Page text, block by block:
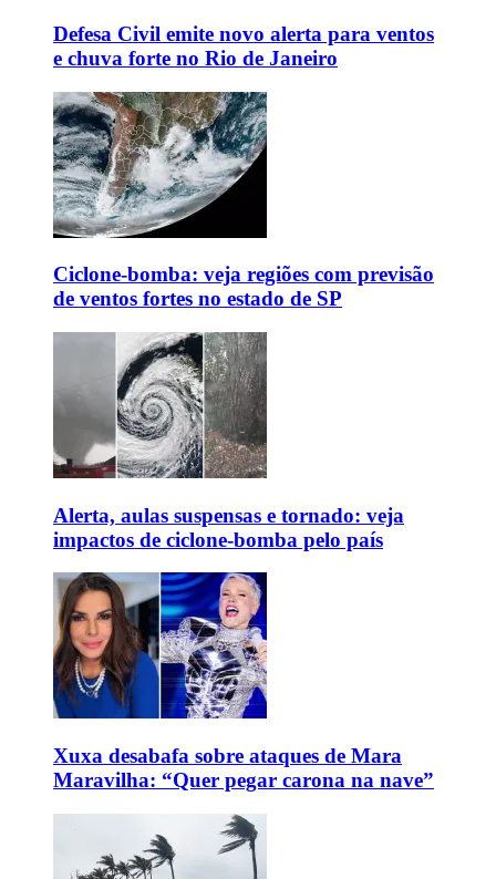
Defesa Civil emite novo alerta para ventos
e chuva forte no Rio de Janeiro
Ciclone-bomba: veja regiões com previsão
de ventos fortes no estado de SP
Alerta, aulas suspensas e tornado: veja
impactos de ciclone-bomba pelo país
Xuxa desabafa sobre ataques de Mara
Maravilha: “Quer pegar carona na nave”